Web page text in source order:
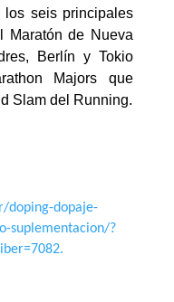
seis principales
Maratón de Nueva
Berlín y Tokio
Majors que
Slam del Running.
doping-dopaje-
suplementacion/?
.